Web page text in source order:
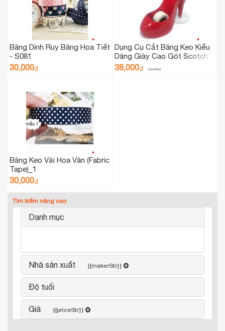
Băng Dính Ruy Băng Họa Tiết
- S081
30,000₫
Dụng Cụ Cắt Băng Keo Kiểu
Dáng Giày Cao Gót Scotch
(Scotch Shoe Dispenser with
Magic Tape)
38,000₫ 45,000₫
Băng Keo Vải Hoa Văn (Fabric
Tape)_1
30,000₫
Tìm kiếm nâng cao
Danh mục
Nhà sản xuất {{makerStr}}
Độ tuổi
Giá {{priceStr}}